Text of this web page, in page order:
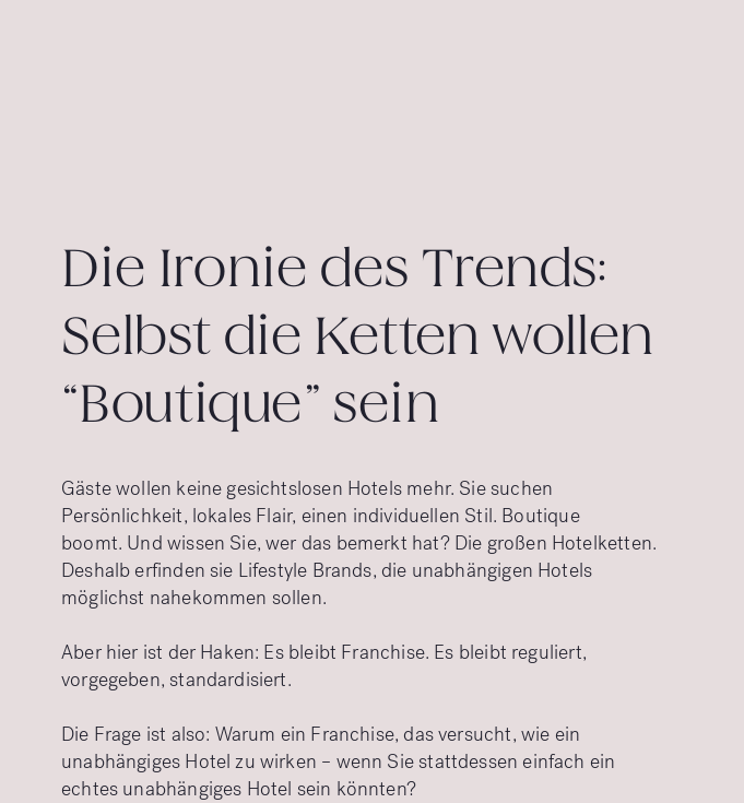
Die Ironie des Trends:
Selbst die Ketten wollen
“Boutique” sein
Gäste wollen keine gesichtslosen Hotels mehr. Sie suchen
Persönlichkeit, lokales Flair, einen individuellen Stil. Boutique
boomt. Und wissen Sie, wer das bemerkt hat? Die großen Hotelketten.
Deshalb erfinden sie Lifestyle Brands, die unabhängigen Hotels
möglichst nahekommen sollen.
Aber hier ist der Haken: Es bleibt Franchise. Es bleibt reguliert,
vorgegeben, standardisiert.
Die Frage ist also: Warum ein Franchise, das versucht, wie ein
unabhängiges Hotel zu wirken – wenn Sie stattdessen einfach ein
echtes unabhängiges Hotel sein könnten?